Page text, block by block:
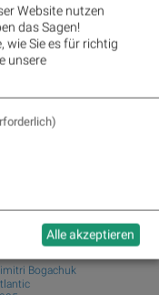
Group, Rhoen-Klinikum,
Posta...
Manz, Nemetschek, GFT
Social Club Board
Bogachuk
Website nutzen
das Sagen!
wie Sie es für richtig
unsere
Alle akzeptieren